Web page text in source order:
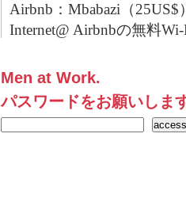
Airbnb：Mbabazi（25US$
Internet@ Airbnbの無料
Men at Work.
パスワードをお願いしま